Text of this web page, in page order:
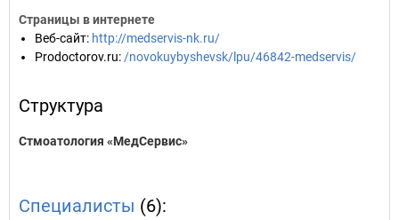
Страницы в интернете
Веб-сайт: http://medservis-nk.ru/
Prodoctorov.ru: /novokuybyshevsk/lpu/46842-medservis/
Структура
Стмоатология «МедСервис»
Специалисты (6):